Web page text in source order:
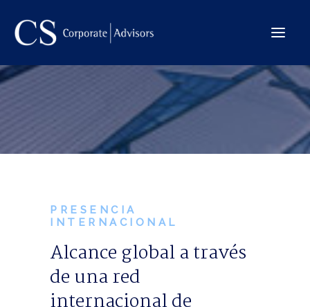
Servicios
Transacciones
PRESENCIA
INTERNACIONAL
Alcance global a través
de una red